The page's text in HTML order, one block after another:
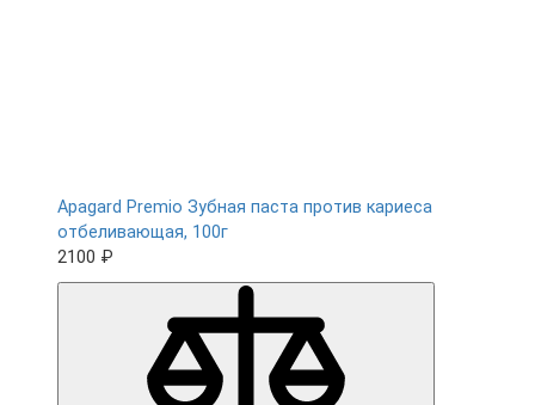
Apagard Premio Зубная паста против кариеса
отбеливающая, 100г
2100 ₽